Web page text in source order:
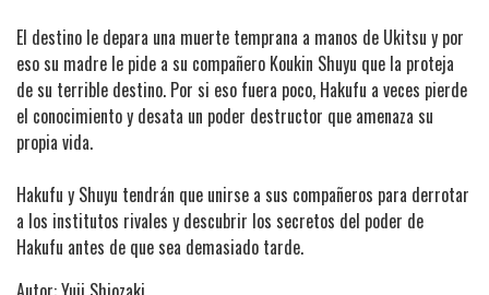
El destino le depara una muerte temprana a manos de Ukitsu y por
eso su madre le pide a su compañero Koukin Shuyu que la proteja
de su terrible destino. Por si eso fuera poco, Hakufu a veces pierde
el conocimiento y desata un poder destructor que amenaza su
propia vida.
Hakufu y Shuyu tendrán que unirse a sus compañeros para derrotar
a los institutos rivales y descubrir los secretos del poder de
Hakufu antes de que sea demasiado tarde.